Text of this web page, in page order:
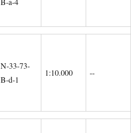
N-33-73-
B-d-1
1:10.000 --